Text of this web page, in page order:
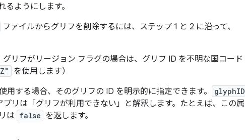
ようにします。
ファイルからグリフを削除するには、ステップ 1 と 2 に沿って、
グリフがリージョン フラグの場合は、グリフ ID を不明な国コード
を使用します）
用する場合、そのグリフの ID を明示的に指定できます。
glyphID
リは「グリフが利用できない」と解釈します。たとえば、この属
は false を返します。